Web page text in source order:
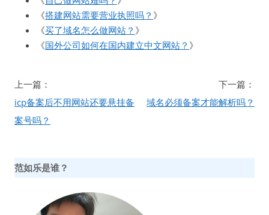
《搭建网站需要营业执照吗？ 》
《买了域名怎么做网站？ 》
《国外公司如何在国内建立中文网站？ 》
文
章
导
上一篇：
icp备案后不用网站还要悬挂备
案号吗？
下一篇：
域名必须备案才能解析吗？
范如乐是谁？